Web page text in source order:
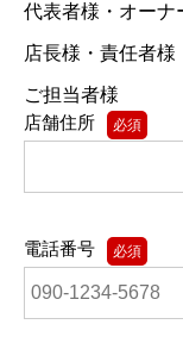
代表者様・オーナ
店長様・責任者様
ご担当者様
店舗住所 必須
電話番号 必須